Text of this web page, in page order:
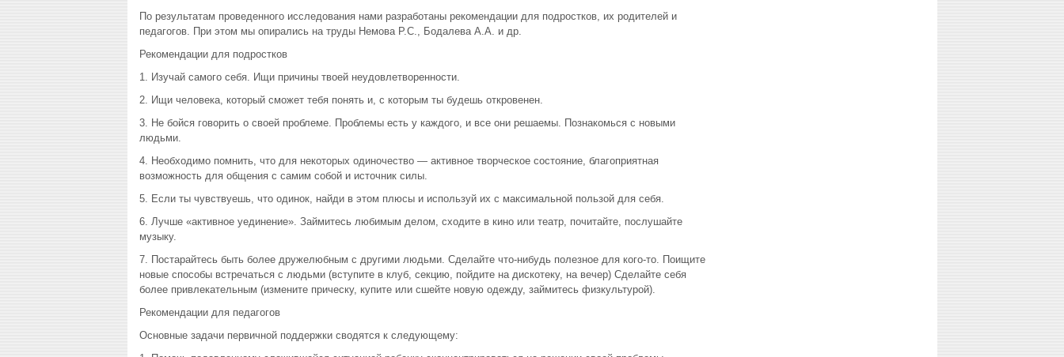
По результатам проведенного исследования нами разработаны рекомендации для подростков, их родителей и
педагогов. При этом мы опирались на труды Немова Р.С., Бодалева А.А. и др.
Рекомендации для подростков
1. Изучай самого себя. Ищи причины твоей неудовлетворенности.
2. Ищи человека, который сможет тебя понять и, с которым ты будешь откровенен.
3. Не бойся говорить о своей проблеме. Проблемы есть у каждого, и все они решаемы. Познакомься с новыми
людьми.
4. Необходимо помнить, что для некоторых одиночество — активное творческое состояние, благоприятная
возможность для общения с самим собой и источник силы.
5. Если ты чувствуешь, что одинок, найди в этом плюсы и используй их с максимальной пользой для себя.
6. Лучше «активное уединение». Займитесь любимым делом, сходите в кино или театр, почитайте, послушайте
музыку.
7. Постарайтесь быть более дружелюбным с другими людьми. Сделайте что-нибудь полезное для кого-то. Поищите
новые способы встречаться с людьми (вступите в клуб, секцию, пойдите на дискотеку, на вечер) Сделайте себя
более привлекательным (измените прическу, купите или сшейте новую одежду, займитесь физкультурой).
Рекомендации для педагогов
Основные задачи первичной поддержки сводятся к следующему: